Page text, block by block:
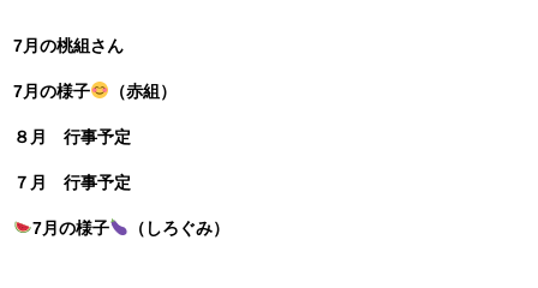
7月の桃組さん
7月の様子 （赤組）
８月 行事予定
７月 行事予定
7月の様子 （しろぐみ）